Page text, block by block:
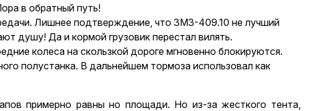
в обратный путь!
Лишнее подтверждение, что ЗМЗ-409.10 не лучший
душу! Да и кормой грузовик перестал вилять.
колеса на скользкой дороге мгновенно блокируются.
полустанка. В дальнейшем тормоза использовал как
примерно равны но площади. Но из-за жесткого тента,